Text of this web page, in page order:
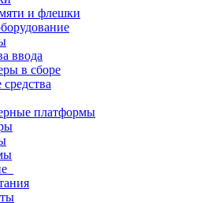
и флешки
ввода
в сборе
платформы